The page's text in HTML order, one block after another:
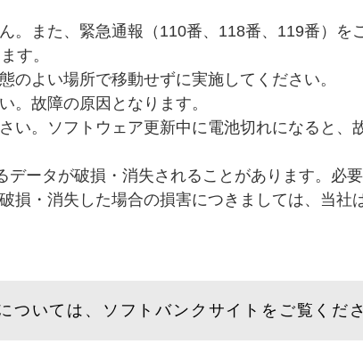
また、緊急通報（110番、118番、119番）を
す。
のよい場所で移動せずに実施してください。
。故障の原因となります。
い。ソフトウェア更新中に電池切れになると、
ータが破損・消失されることがあります。必
損・消失した場合の損害につきましては、当社
ついては、ソフトバンクサイトをご覧くださ